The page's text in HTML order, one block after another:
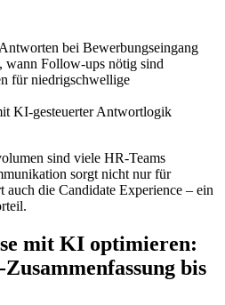
bei Bewerbungseingang
Follow-ups nötig sind
für niedrigschwellige
KI-gesteuerter Antwortlogik
sind viele HR-Teams
sorgt nicht nur für
auch die Candidate Experience – ein
mit KI optimieren:
bis